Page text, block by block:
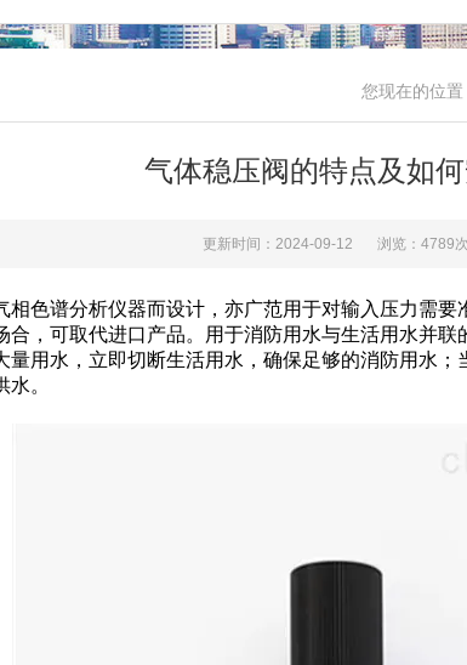
您现在的位置
气体稳压阀的特点及如
更新时间：2024-09-12 浏览：4789次
相色谱分析仪器而设计，亦广范用于对输入压力需
合，可取代进口产品。用于消防用水与生活用水并
量用水，立即切断生活用水，确保足够的消防用水
。